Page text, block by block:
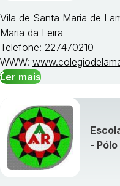
Vila de Santa Maria de
Maria da Feira
Telefone: 227470210
WWW:
Ler mais
-